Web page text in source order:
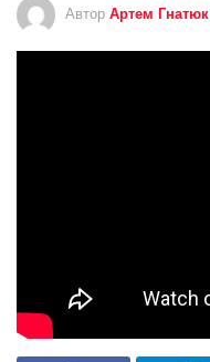
Автор Артем Гнатюк